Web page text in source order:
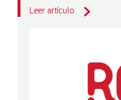
Leer artículo